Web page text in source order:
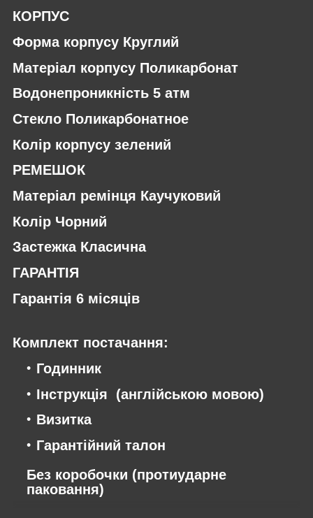
КОРПУС
Форма корпусу Круглий
Матеріал корпусу Поликарбонат
Водонепроникність 5 атм
Стекло Поликарбонатное
Колір корпусу зелений
РЕМЕШОК
Матеріал ремінця Каучуковий
Колір Чорний
Застежка Класична
ГАРАНТІЯ
Гарантія 6 місяців
Комплект постачання:
Годинник
Інструкція (англійською мовою)
Визитка
Гарантійний талон
Без коробочки (протиударне
паковання)